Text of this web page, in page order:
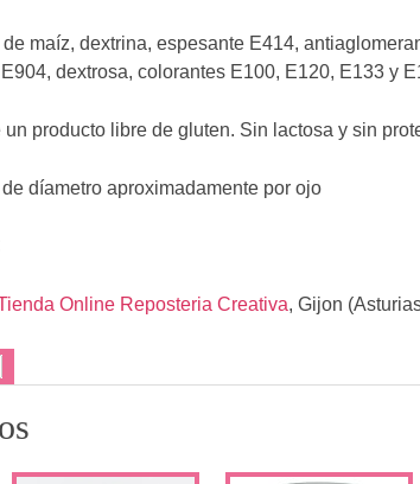
maíz, dextrina, espesante E414,
dextrosa, colorantes E100, E120, E133 y
producto libre de gluten. Sin lactosa y sin
díametro aproximadamente por ojo
Online Reposteria Creativa, Gijon